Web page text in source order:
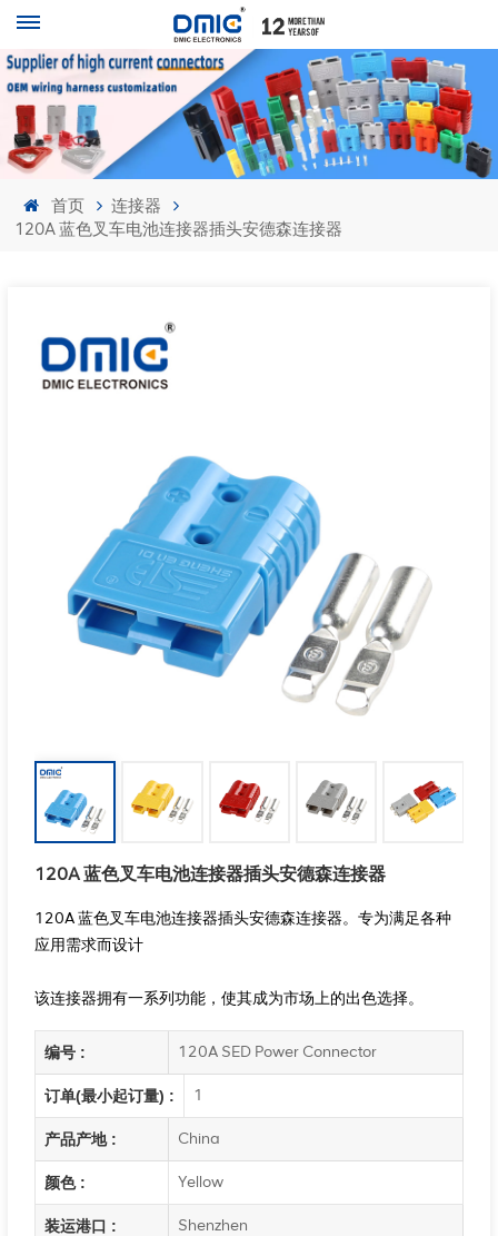
首页
连接器
120A 蓝色叉车电池连接器插头安德森连接器
120A 蓝色叉车电池连接器插头安德森连接器
120A 蓝色叉车电池连接器插头安德森连接器。专为满足各种
应用需求而设计
该连接器拥有一系列功能，使其成为市场上的出色选择。
编号 : 120A SED Power Connector
订单(最小起订量) : 1
产品产地 : China
颜色 : Yellow
装运港口 : Shenzhen